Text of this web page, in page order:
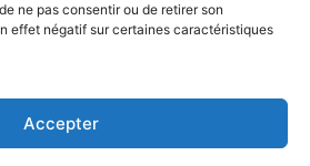
ne pas consentir ou de retirer son
effet négatif sur certaines caractéristiques
Accepter
Entreprises Entrepreneur Afrique
TECH Auto-Moto